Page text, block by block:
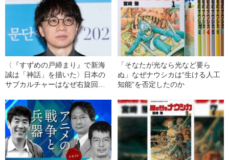
〈『すずめの戸締まり』で新海
誠は「神話」を描いた〉日本の
サブカルチャーはなぜ右旋回す
「そなたが光なら光など要ら
ぬ」なぜナウシカは“生ける人工
知能”を否定したのか